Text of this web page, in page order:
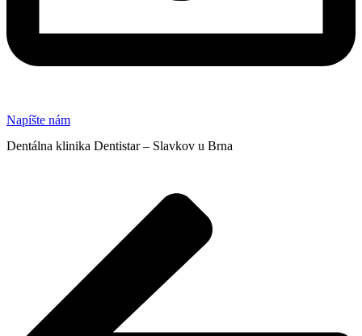
Napíšte nám
Dentálna klinika Dentistar – Slavkov u Brna